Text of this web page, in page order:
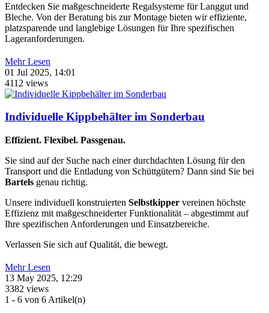
Entdecken Sie maßgeschneiderte Regalsysteme für Langgut und
Bleche. Von der Beratung bis zur Montage bieten wir effiziente,
platzsparende und langlebige Lösungen für Ihre spezifischen
Lageranforderungen.
Mehr Lesen
01 Jul 2025, 14:01
4112 views
Individuelle Kippbehälter im Sonderbau
Effizient. Flexibel. Passgenau.
Sie sind auf der Suche nach einer durchdachten Lösung für den
Transport und die Entladung von Schüttgütern? Dann sind Sie bei
Bartels genau richtig.
Unsere individuell konstruierten Selbstkipper vereinen höchste
Effizienz mit maßgeschneiderter Funktionalität – abgestimmt auf
Ihre spezifischen Anforderungen und Einsatzbereiche.
Verlassen Sie sich auf Qualität, die bewegt.
Mehr Lesen
13 May 2025, 12:29
3382 views
1 - 6 von 6 Artikel(n)